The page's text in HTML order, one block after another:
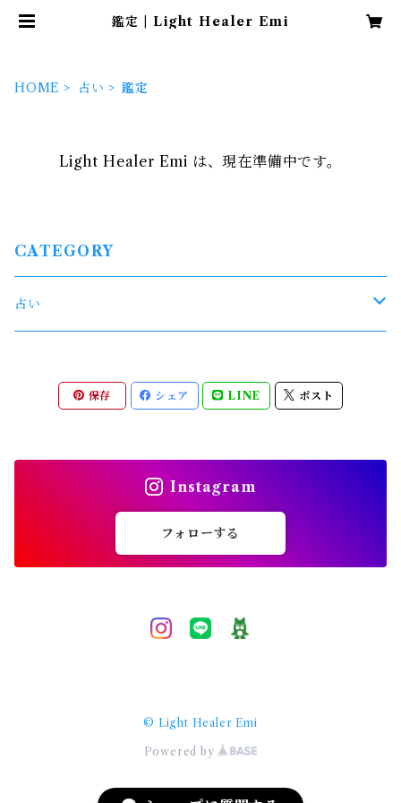
鑑定 | Light Healer Emi
HOME 占い 鑑定
Light Healer Emi は、現在準備中です。
CATEGORY
占い
ソウルメイト
複雑愛
ハイヤーセルフ
保存 シェア LINE ポスト
Instagram
フォローする
© Light Healer Emi
Powered by